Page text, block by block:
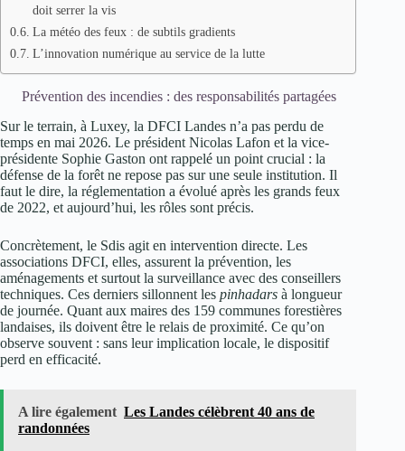
doit serrer la vis
La météo des feux : de subtils gradients
L’innovation numérique au service de la lutte
Prévention des incendies : des responsabilités partagées
Sur le terrain, à Luxey, la DFCI Landes n’a pas perdu de
temps en mai 2026. Le président Nicolas Lafon et la vice-
présidente Sophie Gaston ont rappelé un point crucial : la
défense de la forêt ne repose pas sur une seule institution. Il
faut le dire, la réglementation a évolué après les grands feux
de 2022, et aujourd’hui, les rôles sont précis.
Concrètement, le Sdis agit en intervention directe. Les
associations DFCI, elles, assurent la prévention, les
aménagements et surtout la surveillance avec des conseillers
techniques. Ces derniers sillonnent les pinhadars à longueur
de journée. Quant aux maires des 159 communes forestières
landaises, ils doivent être le relais de proximité. Ce qu’on
observe souvent : sans leur implication locale, le dispositif
perd en efficacité.
A lire également Les Landes célèbrent 40 ans de
randonnées